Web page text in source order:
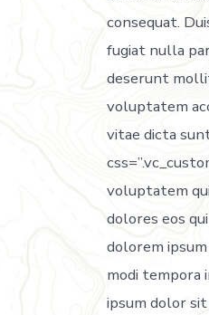
consequat.
fugiat nulla
deserunt
voluptatem
vitae dicta
voluptatem
dolores eos
dolorem
modi tempora
ipsum dolor